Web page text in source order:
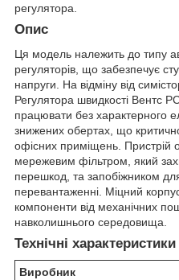
регулятора.
Опис
Ця модель належить до типу
регуляторів, що забезпечує
напруги. На відміну від
Регулятора швидкості Вентс
працювати без характерного
знижених обертах, що
офісних приміщень.
мережевим фільтром, який
перешкод, та запобіжником
перевантаженні. Міцний
компоненти від механічних
навколишнього середовища.
Технічні характеристики
Виробник